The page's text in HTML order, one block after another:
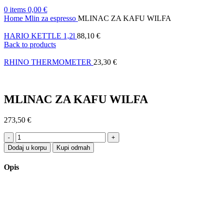
0 items 0,00 €
Home Mlin za espresso MLINAC ZA KAFU WILFA
HARIO KETTLE 1,2l 88,10 €
Back to products
RHINO THERMOMETER 23,30 €
MLINAC ZA KAFU WILFA
273,50 €
MLINAC
ZA
KAFU
WILFA
quantity
Dodaj u korpu Kupi odmah
Opis